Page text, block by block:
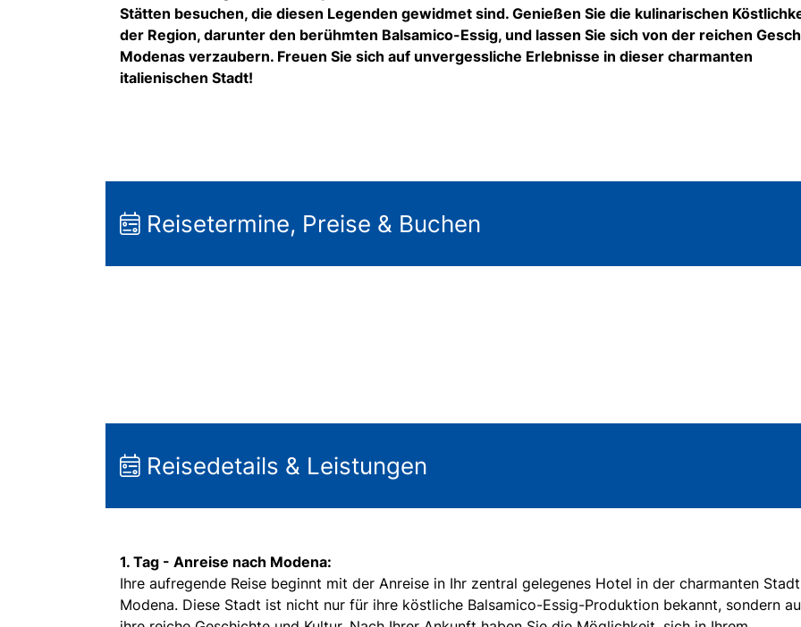
Stätten besuchen, die diesen Legenden gewidmet sind. Genießen Sie die kulinarischen
der Region, darunter den berühmten Balsamico-Essig, und lassen Sie sich von der reichen
Modenas verzaubern. Freuen Sie sich auf unvergessliche Erlebnisse in dieser charmanten
italienischen Stadt!
Reisetermine, Preise & Buchen
Reisedetails & Leistungen
1. Tag - Anreise nach Modena:
Ihre aufregende Reise beginnt mit der Anreise in Ihr zentral gelegenes Hotel in der charmanten Stadt
Modena. Diese Stadt ist nicht nur für ihre köstliche Balsamico-Essig-Produktion bekannt, sondern